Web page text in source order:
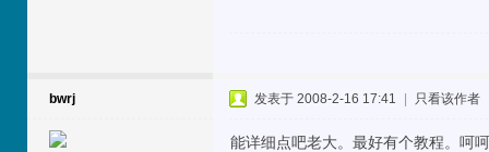
bwrj 发表于 2008-2-16 17:41 只看该作者
能详细点吧老大。最好有个教程。呵